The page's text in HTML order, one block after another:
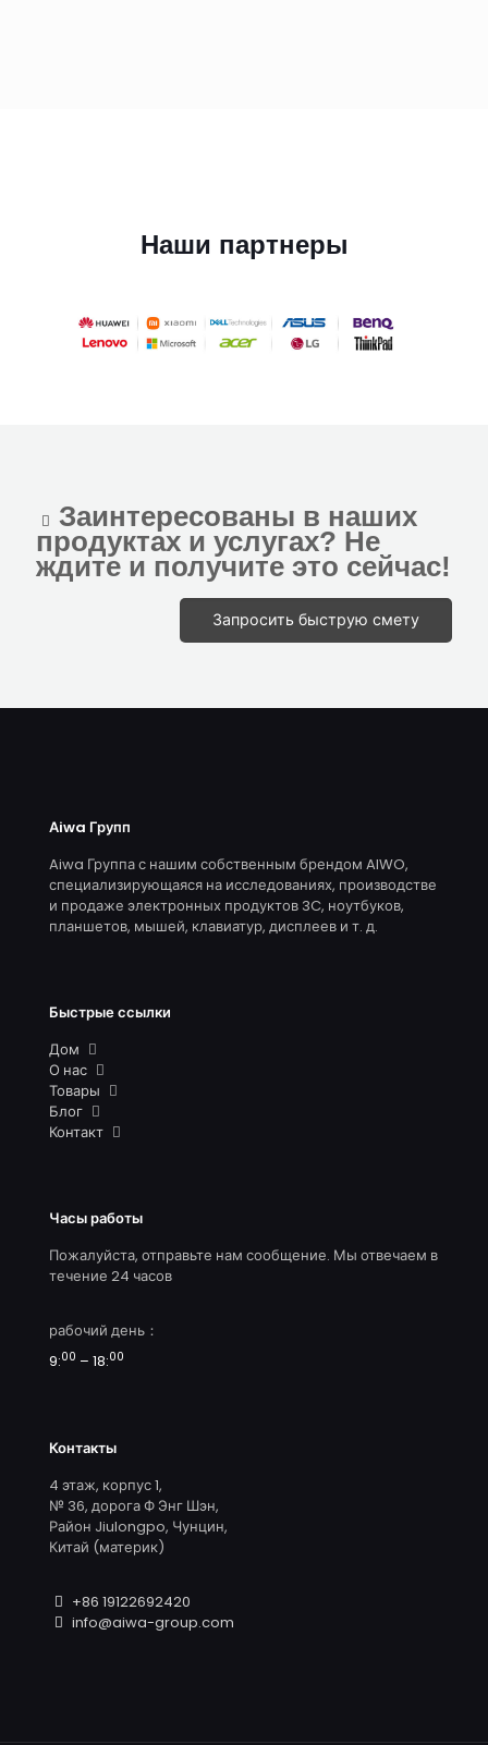
Наши партнеры
Заинтересованы в наших
продуктах и услугах? Не
ждите и получите это сейчас!
Запросить быструю смету
Аiwa Групп
Aiwa Группа с нашим собственным брендом AIWO,
специализирующаяся на исследованиях, производстве
и продаже электронных продуктов 3C, ноутбуков,
планшетов, мышей, клавиатур, дисплеев и т. д.
Быстрые ссылки
Дом
О нас
Товары
Блог
Контакт
Часы работы
Пожалуйста, отправьте нам сообщение. Мы отвечаем в
течение 24 часов
рабочий день：
9:00 – 18:00
Контакты
4 этаж, корпус 1,
№ 36, дорога Ф Энг Шэн,
Район Jiulongpo, Чунцин,
Китай (материк)
+86 19122692420
info@aiwa-group.com